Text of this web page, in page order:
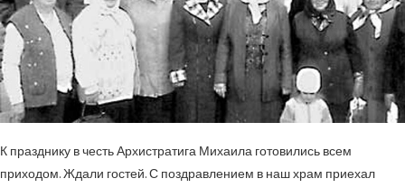
К празднику в честь Архистратига Михаила готовились всем
приходом. Ждали гостей. С поздравлением в наш храм приехал